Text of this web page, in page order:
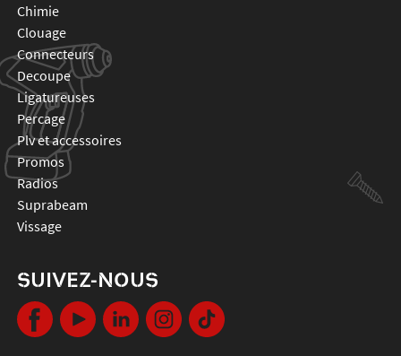
chimie
clouage
connecteurs
decoupe
ligatureuses
percage
plv et accessoires
promos
radios
suprabeam
vissage
SUIVEZ-NOUS